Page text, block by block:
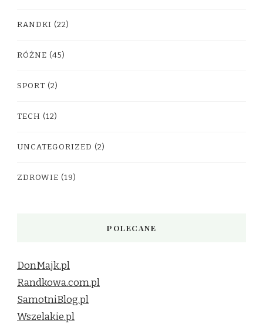
RANDKI (22)
RÓŻNE (45)
SPORT (2)
TECH (12)
UNCATEGORIZED (2)
ZDROWIE (19)
POLECANE
DonMajk.pl
Randkowa.com.pl
SamotniBlog.pl
Wszelakie.pl